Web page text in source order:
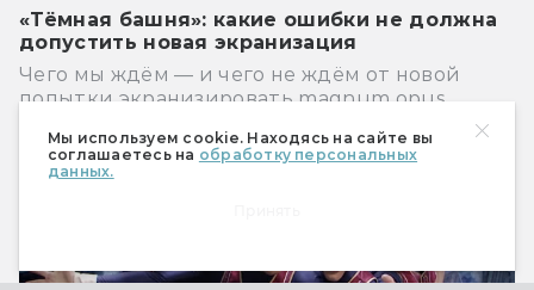
Мы используем cookie. Находясь на сайте вы
соглашаетесь на обработку персональных
данных.
«Тёмная башня»: какие ошибки не должна
допустить новая экранизация
Чего мы ждём — и чего не ждём от новой
попытки экранизировать magnum opus
Сериалы